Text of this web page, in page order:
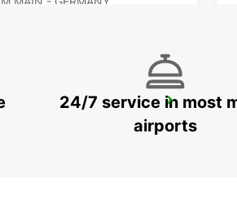
T3
24/7 service in most
airports